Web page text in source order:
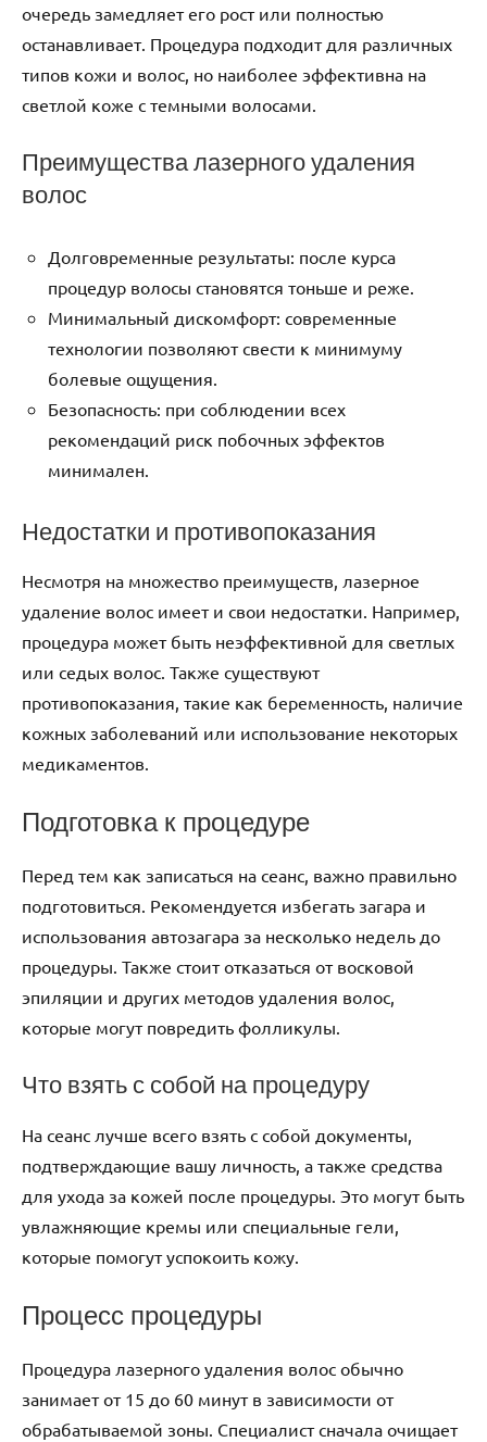
очередь замедляет его рост или полностью
останавливает. Процедура подходит для различных
типов кожи и волос, но наиболее эффективна на
светлой коже с темными волосами.
Преимущества лазерного удаления
волос
Долговременные результаты: после курса
процедур волосы становятся тоньше и реже.
Минимальный дискомфорт: современные
технологии позволяют свести к минимуму
болевые ощущения.
Безопасность: при соблюдении всех
рекомендаций риск побочных эффектов
минимален.
Недостатки и противопоказания
Несмотря на множество преимуществ, лазерное
удаление волос имеет и свои недостатки. Например,
процедура может быть неэффективной для светлых
или седых волос. Также существуют
противопоказания, такие как беременность, наличие
кожных заболеваний или использование некоторых
медикаментов.
Подготовка к процедуре
Перед тем как записаться на сеанс, важно правильно
подготовиться. Рекомендуется избегать загара и
использования автозагара за несколько недель до
процедуры. Также стоит отказаться от восковой
эпиляции и других методов удаления волос,
которые могут повредить фолликулы.
Что взять с собой на процедуру
На сеанс лучше всего взять с собой документы,
подтверждающие вашу личность, а также средства
для ухода за кожей после процедуры. Это могут быть
увлажняющие кремы или специальные гели,
которые помогут успокоить кожу.
Процесс процедуры
Процедура лазерного удаления волос обычно
занимает от 15 до 60 минут в зависимости от
обрабатываемой зоны. Специалист сначала очищает